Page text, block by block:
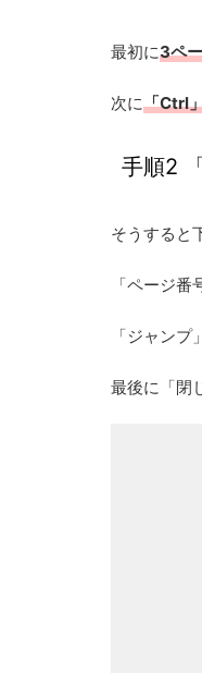
最初に3ペ
次に「Ctrl
手順2
そうすると
「ページ
「ジャン
最後に「閉